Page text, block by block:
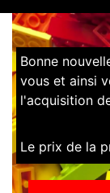
Bonne
vous et ainsi
l'acquisition
Le prix de la